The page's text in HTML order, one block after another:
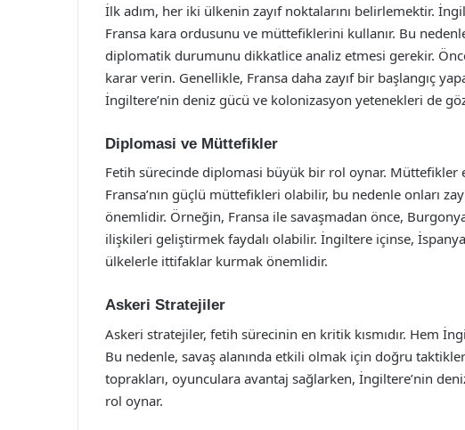
İlk adım, her iki ülkenin zayıf noktalarını belirlemektir.
Fransa kara ordusunu ve müttefiklerini kullanır. Bu
diplomatik durumunu dikkatlice analiz etmesi gerekir.
karar verin. Genellikle, Fransa daha zayıf bir başlangıç
İngiltere’nin deniz gücü ve kolonizasyon yetenekleri de
Diplomasi ve Müttefikler
Fetih sürecinde diplomasi büyük bir rol oynar. Müttefikler
Fransa’nın güçlü müttefikleri olabilir, bu nedenle onları
önemlidir. Örneğin, Fransa ile savaşmadan önce,
ilişkileri geliştirmek faydalı olabilir. İngiltere içinse,
ülkelerle ittifaklar kurmak önemlidir.
Askeri Stratejiler
Askeri stratejiler, fetih sürecinin en kritik kısmıdır. Hem
Bu nedenle, savaş alanında etkili olmak için doğru
toprakları, oyunculara avantaj sağlarken, İngiltere’nin
rol oynar.